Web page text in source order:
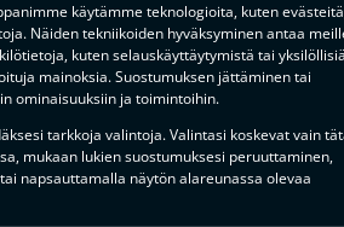
käytämme teknologioita, kuten
Näiden tekniikoiden hyväksyminen antaa
kuten selauskäyttäytymistä tai yksilöllisiä
mainoksia. Suostumuksen jättäminen tai
ominaisuuksiin ja toimintoihin.
tarkkoja valintoja. Valintasi koskevat vain
mukaan lukien suostumuksesi peruuttaminen,
napsauttamalla näytön alareunassa olevaa